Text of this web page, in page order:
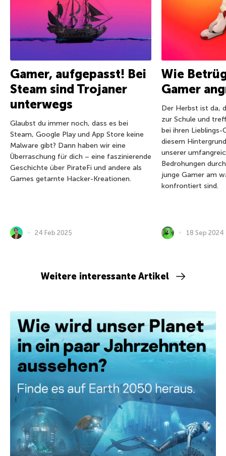
Gamer, aufgepasst! Bei
Steam sind Trojaner
unterwegs
Glaubst du immer noch, dass es bei
Steam, Google Play und App Store keine
Malware gibt? Dann haben wir eine
Überraschung für dich – eine faszinierende
Geschichte über PirateFi und andere als
Games getarnte Hacker-Kreationen.
24 Feb 2025
Wie
Gamer
Der Herbst ist da,
zur Schule und
bei ihren Lieblings-
diesem
unserer
Bedrohungen
junge Gamer am
konfrontiert sind.
18 Sep 2024
Weitere interessante Artikel